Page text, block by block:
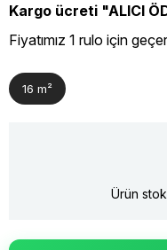
Kargo ücreti "ALICI
Fiyatımız 1 rulo için
16 m²
Ürün